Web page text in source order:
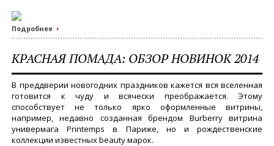
Подробнее
КРАСНАЯ ПОМАДА: ОБЗОР НОВИНОК 2014
В преддверии новогодних праздников кажется вся вселенная
готовится к чуду и всячески преображается. Этому
способствует не только ярко оформленные витрины,
например, недавно созданная брендом Burberry витрина
универмага Printemps в Париже, но и рождественские
коллекции известных beauty марок.